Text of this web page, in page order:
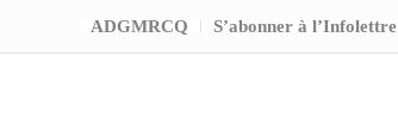
ADGMRCQ S’abonner à l’Infolettre